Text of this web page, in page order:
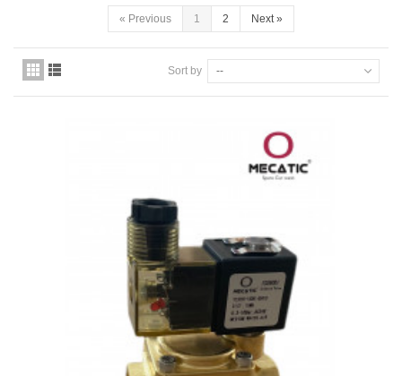
Aviso legal
Pago seguro
Contacte con nosotros
« Previous 1 2 Next»
Sort by --